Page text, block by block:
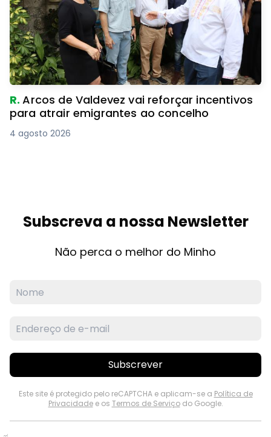
R.Arcos de Valdevez vai reforçar incentivos
para atrair emigrantes ao concelho
4 agosto 2026
Subscreva a nossa Newsletter
Não perca o melhor do Minho
Subscrever
Este site é protegido pelo reCAPTCHA e aplicam-se a Política de
Privacidadee os Termos de Serviçodo Google.